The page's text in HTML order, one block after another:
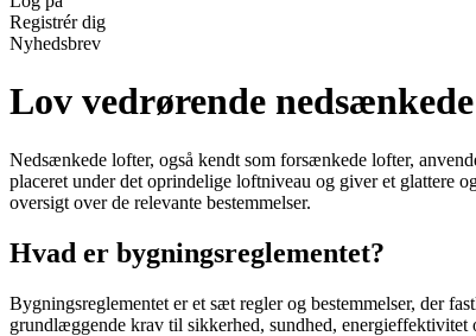
Registrér dig
Nyhedsbrev
Lov vedrørende
Nedsænkede lofter, også kendt som forsænkede lofter,
placeret under det oprindelige loftniveau og giver et glattere
oversigt over de relevante bestemmelser.
Hvad er bygningsreglementet?
Bygningsreglementet er et sæt regler og bestemmelser, der
grundlæggende krav til sikkerhed, sundhed,